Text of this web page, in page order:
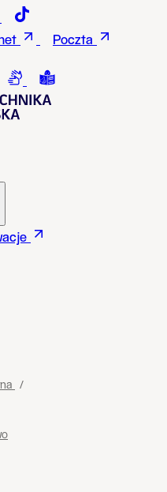
Gdańska
Politechnika Gdańska
- Politechnika Gdańska
Youtube - Politechnika
Poczta
ContrastConnection with a sign
Tekst łatwy do